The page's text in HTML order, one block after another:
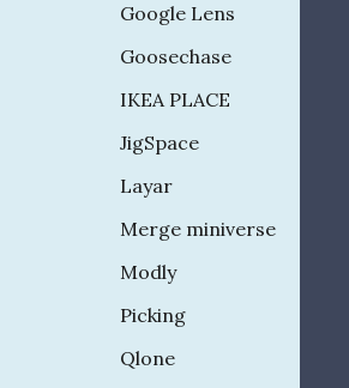
Google Lens
Goosechase
IKEA PLACE
JigSpace
Layar
Merge miniverse
Modly
Picking
Qlone